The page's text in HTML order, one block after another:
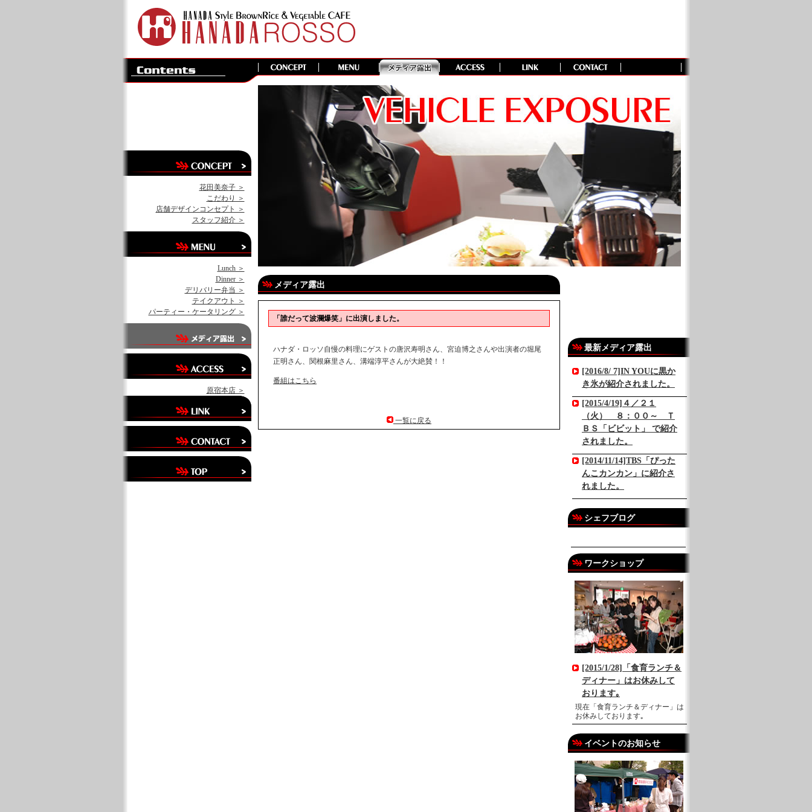
花田美奈子 ＞
こだわり ＞
店舗デザインコンセプト ＞
スタッフ紹介 ＞
Lunch ＞
Dinner ＞
デリバリー弁当 ＞
テイクアウト ＞
パーティー・ケータリング ＞
原宿本店 ＞
メディア露出
「誰だって波瀾爆笑」に出演しました。
ハナダ・ロッソ自慢の料理にゲストの唐沢寿明さん、宮迫博之さんや出演者の堀尾
正明さん、関根麻里さん、溝端淳平さんが大絶賛！！
番組はこちら
一覧に戻る
最新メディア露出
[2016/8/ 7]IN YOUに黒か
き氷が紹介されました。
[2015/4/19]４／２１
（火） ８：００～ Ｔ
ＢＳ「ビビット」 で紹介
されました。
[2014/11/14]TBS「ぴった
んこカンカン」に紹介さ
れました。
シェフブログ
ワークショップ
[2015/1/28]「食育ランチ＆
ディナー」はお休みして
おります｡
現在「食育ランチ＆ディナー」は
お休みしております｡
イベントのお知らせ